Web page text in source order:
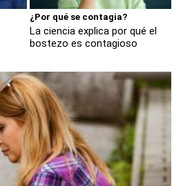
¿Por qué se contagia?
La ciencia explica por qué el
bostezo es contagioso